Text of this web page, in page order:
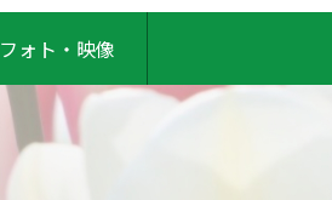
フォト・映像